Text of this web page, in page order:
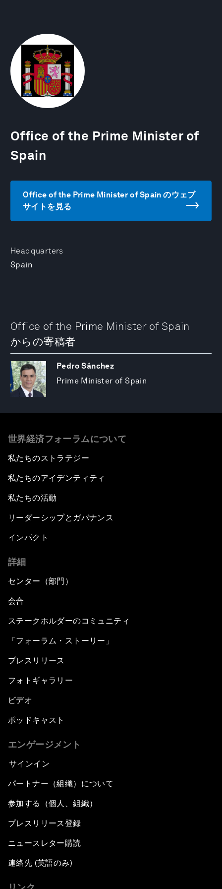
Headquarters
Spain
Office of the Prime Minister of
Spain
Office of the Prime Minister of Spain のウェブ
サイトを見る
Office of the Prime Minister of Spain
からの寄稿者
Pedro Sánchez
Prime Minister of Spain
世界経済フォーラムについて
私たちのストラテジー
私たちのアイデンティティ
私たちの活動
リーダーシップとガバナンス
インパクト
詳細
センター（部門）
会合
ステークホルダーのコミュニティ
「フォーラム・ストーリー」
プレスリリース
フォトギャラリー
ビデオ
ポッドキャスト
エンゲージメント
サインイン
パートナー（組織）について
参加する（個人、組織）
プレスリリース登録
ニュースレター購読
連絡先 (英語のみ)